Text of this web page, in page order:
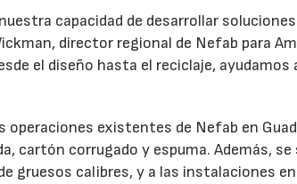
capacidad de desarrollar
director regional de Nefab para
el diseño hasta el reciclaje, ayudamos
operaciones existentes de Nefab en
cartón corrugado y espuma. Además, se
gruesos calibres, y a las instalaciones